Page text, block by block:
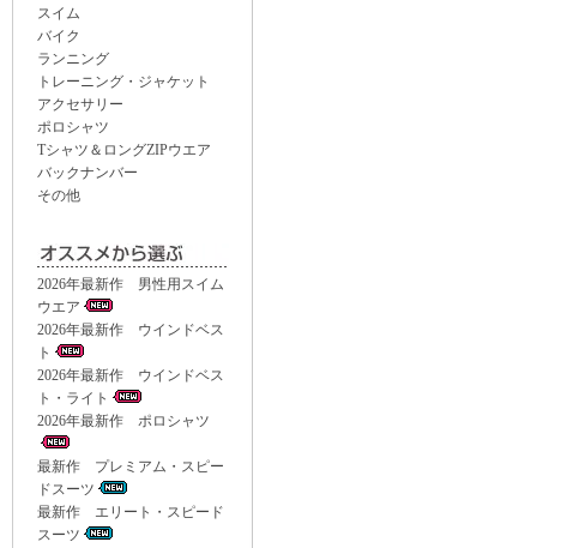
スイム
バイク
ランニング
トレーニング・ジャケット
アクセサリー
ポロシャツ
Tシャツ＆ロングZIPウエア
バックナンバー
その他
2026年最新作 男性用スイム
ウエア
2026年最新作 ウインドベス
ト
2026年最新作 ウインドベス
ト・ライト
2026年最新作 ポロシャツ
最新作 プレミアム・スピー
ドスーツ
最新作 エリート・スピード
スーツ